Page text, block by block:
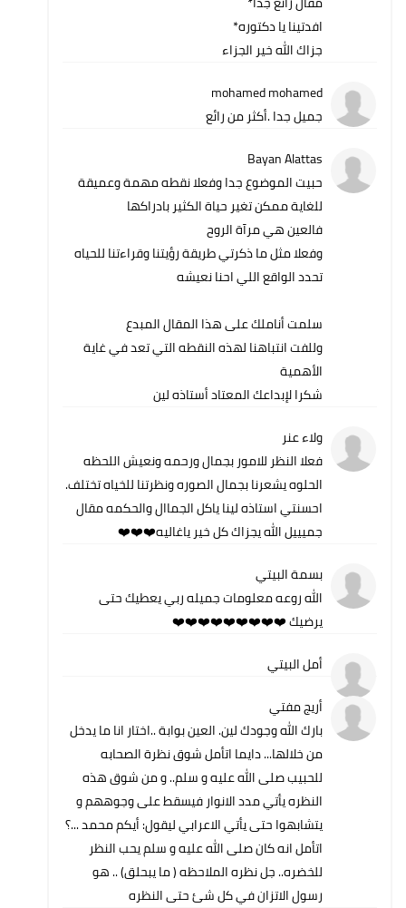
افدتينا يا دكتوره*
جزاك الله خير الجزاء
mohamed mohamed
جميل جدا .أكثر من رائع
Bayan Alattas
حبيت الموضوع جدا وفعلا نقطه مهمة وعميقة
للغاية ممكن تغير حياة الكثير بادراكها
فالعين هي مرآة الروح
وفعلا مثل ما ذكرتي طريقة رؤيتنا وقراءتنا للحياه
تحدد الواقع اللي احنا نعيشه
سلمت أناملك على هذا المقال المبدع
وللفت انتباهنا لهذه النقطه التي تعد في غاية
الأهمية
شكرا لإبداعك المعتاد أستاذه لين
ولاء عنر
فعلا النظر للامور بجمال ورحمه ونعيش اللحظه
الحلوه يشعرنا بجمال الصوره ونظرتنا للخياه تختلف.
احسنتي استاذه لينا ياكل الجماال والحكمه مقال
جميييل الله يجزاك كل خير ياغاليه❤️❤️❤️
بسمة البيتي
الله روعه معلومات جميله ربي يعطيك حتى
يرضيك ❤️❤️❤️❤️❤️❤️❤️❤️❤️
أمل البيتي
أريج مفتي
بارك الله وجودك لين. العين بوابة ..اختار انا ما يدخل
من خلالها... دايما اتأمل شوق نظرة الصحابه
للحبيب صلى الله عليه و سلم.. و من شوق هذه
النظره يأتي مدد الانوار فيسقط على وجوههم و
يتشابهوا حتى يأتي الاعرابي ليقول: أيكم محمد ...؟
اتأمل انه كان صلى الله عليه و سلم يحب النظر
للخضره.. جل نظره الملاحظه ( ما يبحلق) .. هو
رسول الاتزان في كل شئ حتى النظره